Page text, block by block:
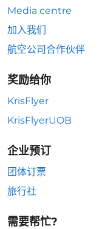
Media centre
加入我们
航空公司合作伙伴
奖励给你
KrisFlyer
KrisFlyerUOB
企业预订
团体订票
旅行社
需要帮忙?